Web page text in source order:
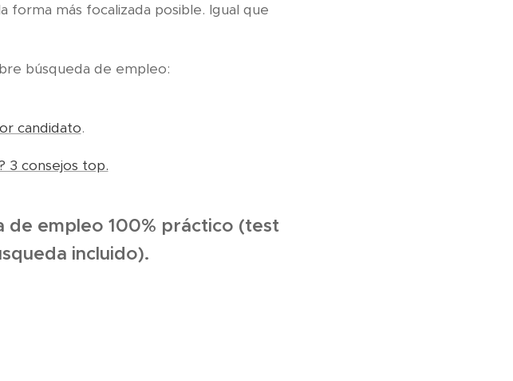
forma más focalizada posible. Igual que
búsqueda de empleo:
candidato.
3 consejos top.
de empleo 100% práctico (test
incluido).